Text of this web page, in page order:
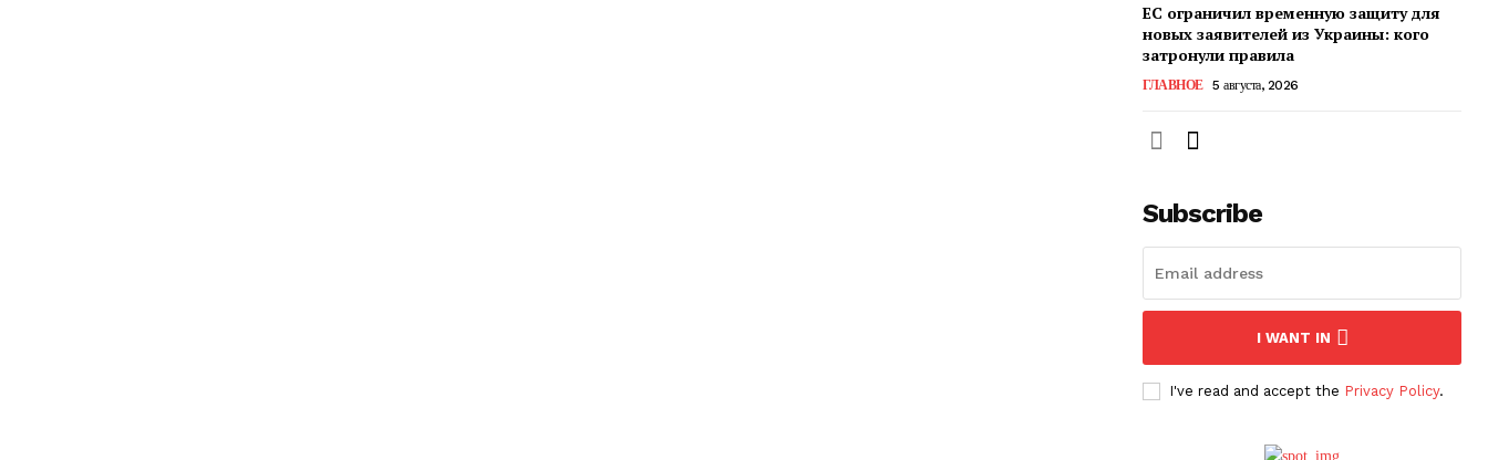
ЕС ограничил временную защиту для
новых заявителей из Украины: кого
затронули правила
ГЛАВНОЕ 5 августа, 2026
Subscribe
I WANT IN
I've read and accept the Privacy Policy.